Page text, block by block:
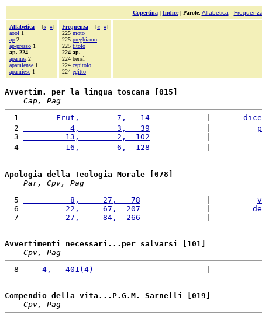
Copertina| Indice| Parole: Alfabetica -
Alfabetica [« »]
aool 1
ap 2
ap-presso 1
ap. 224
apamea 2
apamiense 1
apamiese 1
Frequenza [« »]
225 moto
225 preghiamo
225 titolo
224 ap.
224 bensì
224 capitolo
224 egitto
Avvertim. per la lingua toscana [015]
Cap, Pag
  1
       Frut,        7,   14
  2
          4,        3,   39
  3
         13,        2,  102
  4
         16,        6,  128
Apologia della Teologia Morale [078]
Par, Cpv, Pag
  5
          8,     27,   78
  6
         22,     67,  207
  7
         27,     84,  266
Avvertimenti necessari...per salvarsi [101]
Cpv, Pag
  8
    4,   401(4)
Compendio della vita...P.G.M. Sarnelli [019]
Cpv, Pag